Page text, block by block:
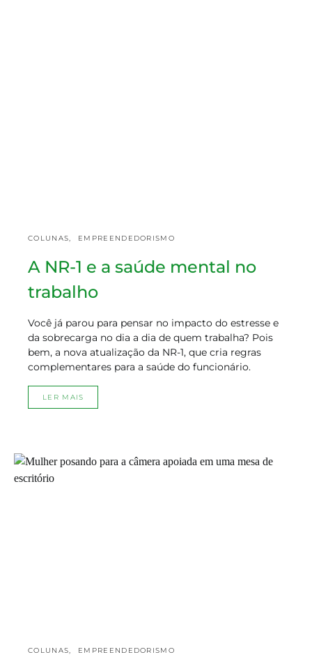
COLUNAS EMPREENDEDORISMO
A NR-1 e a saúde mental no
trabalho
Você já parou para pensar no impacto do estresse e
da sobrecarga no dia a dia de quem trabalha? Pois
bem, a nova atualização da NR-1, que cria regras
complementares para a saúde do funcionário.
LER MAIS
COLUNAS EMPREENDEDORISMO